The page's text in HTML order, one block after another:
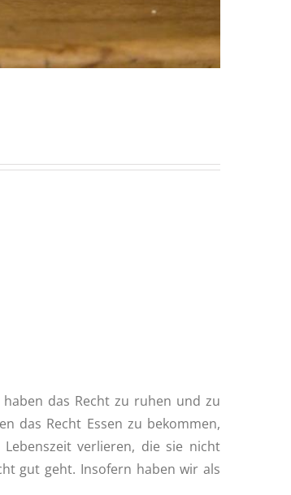
das Recht zu ruhen und zu
das Recht Essen zu bekommen,
verlieren, die sie nicht
gut geht. Insofern haben wir als